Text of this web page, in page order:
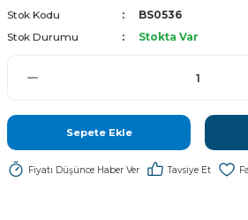
Stok Kodu
BS0536
Stok Durumu
Stokta Var
Sepete Ekle
Fiyatı Düşünce Haber Ver Tavsiye Et